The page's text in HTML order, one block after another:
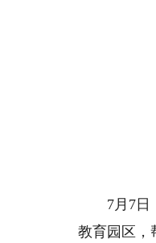
7月7日，
教育园区，